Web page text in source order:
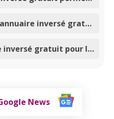
Comment trouver un annuaire inversé gratuit en ligne ?
Existe-t-il un annuaire inversé gratuit pour la France ?
News